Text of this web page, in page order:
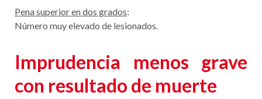
Pena superior en dos grados:
Número muy elevado de lesionados.
Imprudencia menos grave
con resultado de muerte